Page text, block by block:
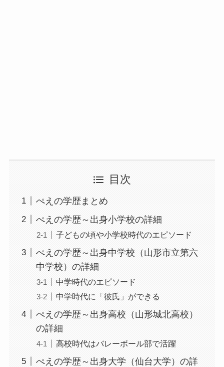
目次
ぺえの学歴まとめ
ぺえの学歴～出身小学校の詳細
子どもの頃や小学校時代のエピソード
ぺえの学歴～出身中学校（山形市立第六
中学校）の詳細
中学時代のエピソード
中学時代に「彼氏」ができる
ぺえの学歴～出身高校（山形城北高校）
の詳細
高校時代はバレーボール部で活躍
ぺえの学歴～出身大学（仙台大学）の詳